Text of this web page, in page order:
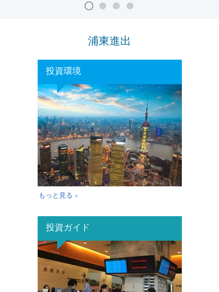
浦東進出
投資環境
もっと見る +
投資ガイド